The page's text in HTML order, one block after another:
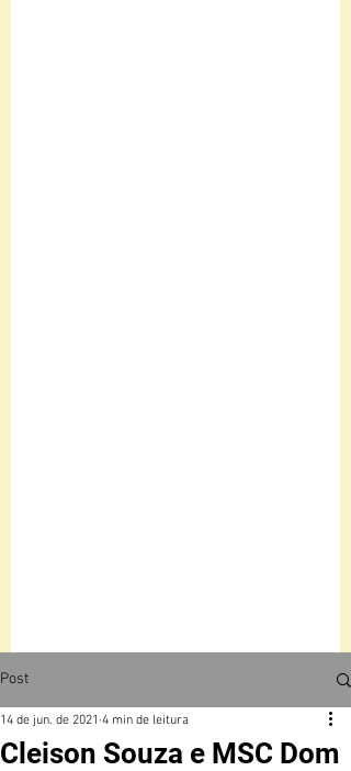
Post
Cleison Souza e MSC Dom
14 de jun. de 2021 4 min de leitura